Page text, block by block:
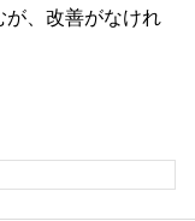
が、改善がなけれ